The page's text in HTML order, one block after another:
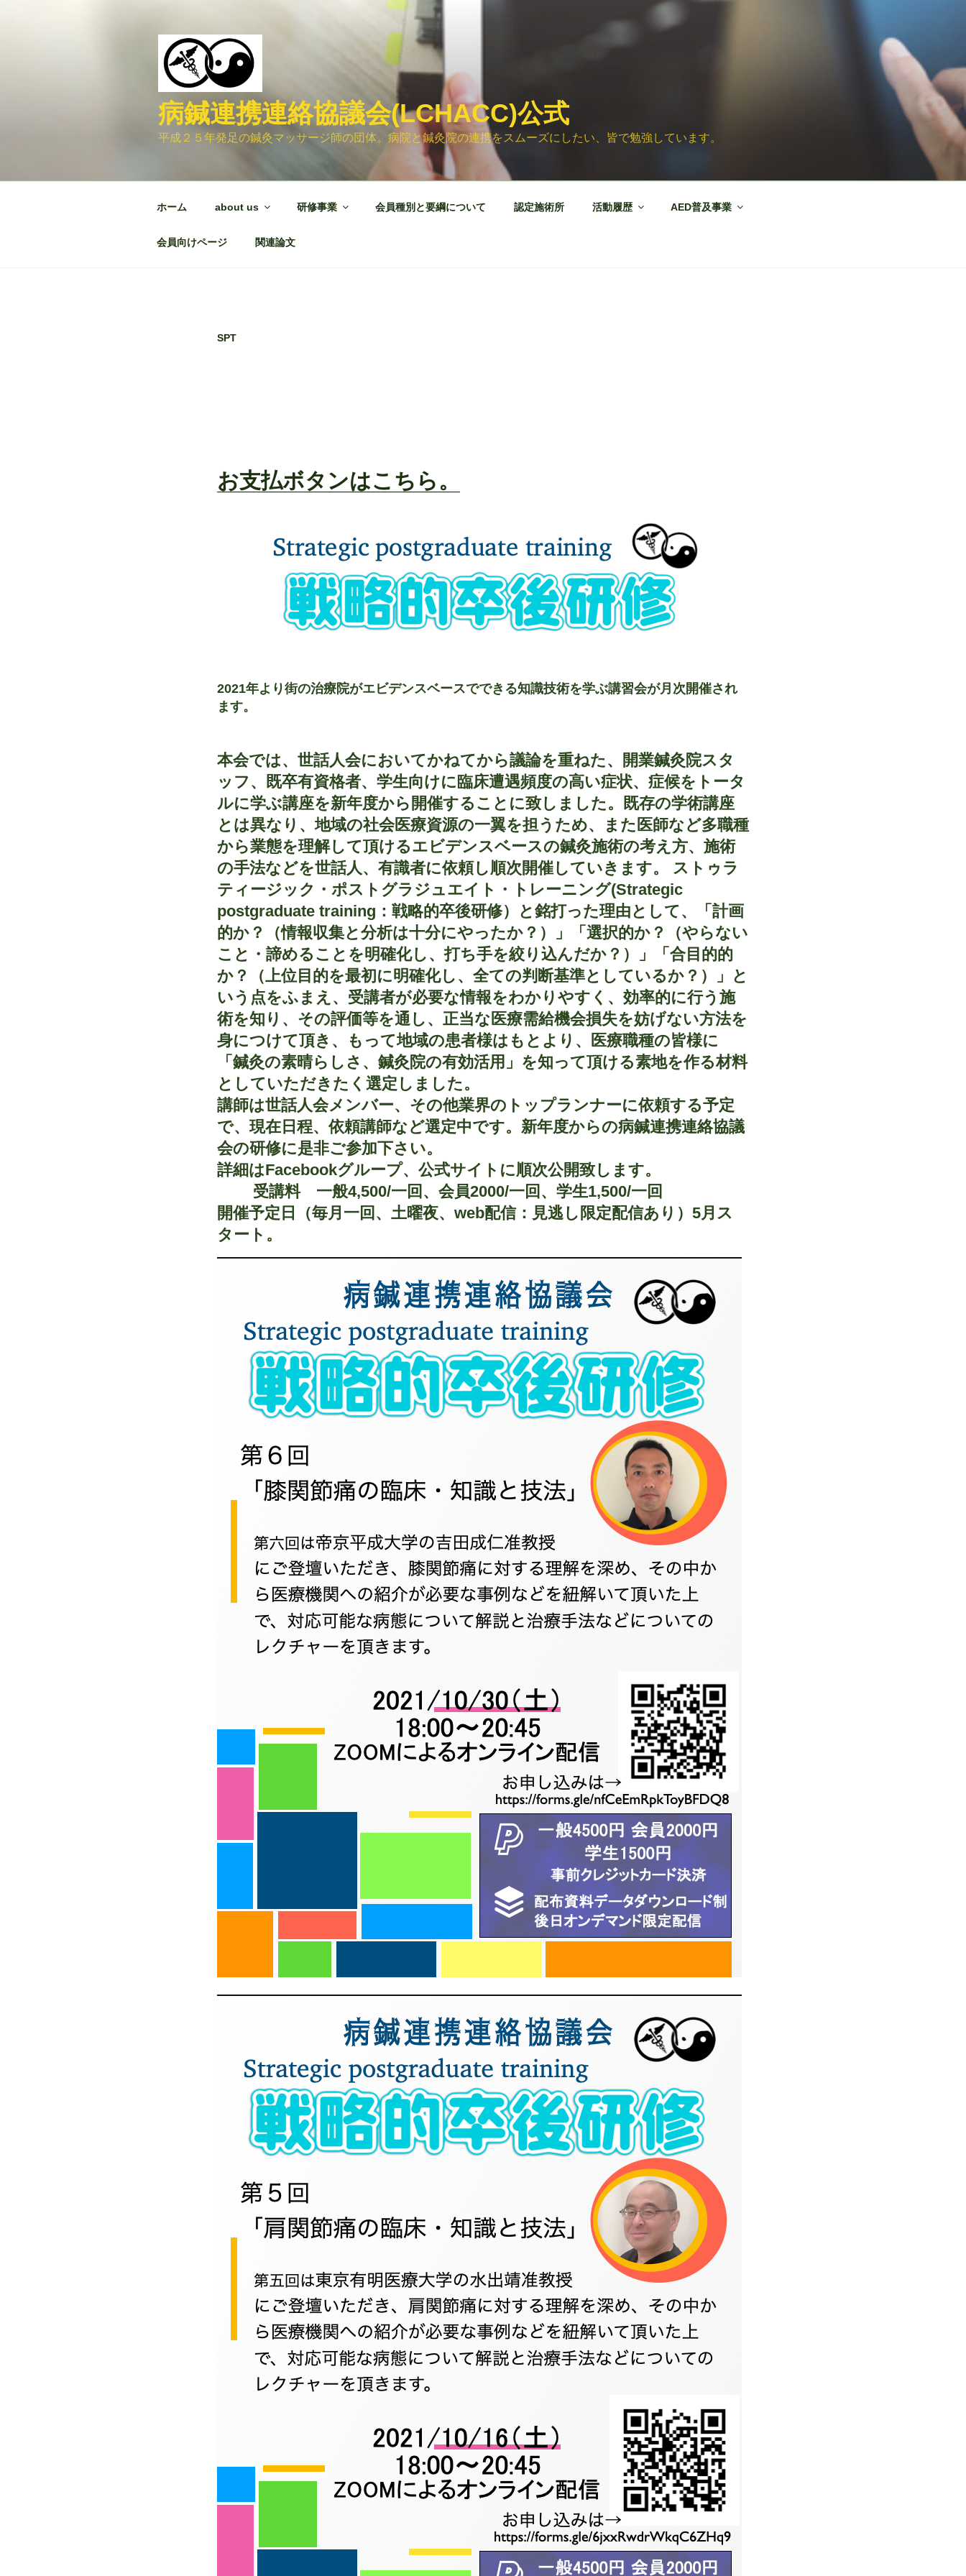
病鍼連携連絡協議会(LCHACC)公式
平成２５年発足の鍼灸マッサージ師の団体。病院と鍼灸院の連携をスムーズにしたい、皆で勉強しています。
ホーム about us 研修事業 会員種別と要綱について 認定施術所 活動履歴 AED普及事業
会員向けページ 関連論文
SPT
お支払ボタンはこちら。
2021年より街の治療院がエビデンスベースでできる知識技術を学ぶ講習会が月次開催され
ます。
本会では、世話人会においてかねてから議論を重ねた、開業鍼灸院スタ
ッフ、既卒有資格者、学生向けに臨床遭遇頻度の高い症状、症候をトータ
ルに学ぶ講座を新年度から開催することに致しました。既存の学術講座
とは異なり、地域の社会医療資源の一翼を担うため、また医師など多職種
から業態を理解して頂けるエビデンスベースの鍼灸施術の考え方、施術
の手法などを世話人、有識者に依頼し順次開催していきます。 ストゥラ
ティージック・ポストグラジュエイト・トレーニング(Strategic
postgraduate training：戦略的卒後研修）と銘打った理由として、「計画
的か？（情報収集と分析は十分にやったか？）」「選択的か？（やらない
こと・諦めることを明確化し、打ち手を絞り込んだか？）」「合目的的
か？（上位目的を最初に明確化し、全ての判断基準としているか？）」と
いう点をふまえ、受講者が必要な情報をわかりやすく、効率的に行う施
術を知り、その評価等を通し、正当な医療需給機会損失を妨げない方法を
身につけて頂き、もって地域の患者様はもとより、医療職種の皆様に
「鍼灸の素晴らしさ、鍼灸院の有効活用」を知って頂ける素地を作る材料
としていただきたく選定しました。
講師は世話人会メンバー、その他業界のトップランナーに依頼する予定
で、現在日程、依頼講師など選定中です。新年度からの病鍼連携連絡協議
会の研修に是非ご参加下さい。
詳細はFacebookグループ、公式サイトに順次公開致します。
受講料 一般4,500/一回、会員2000/一回、学生1,500/一回
開催予定日（毎月一回、土曜夜、web配信：見逃し限定配信あり）5月ス
タート。